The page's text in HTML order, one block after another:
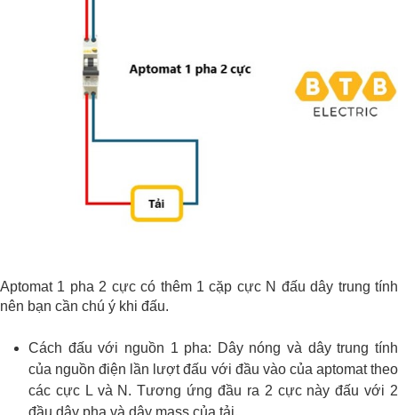
Aptomat 1 pha 2 cực có thêm 1 cặp cực N đấu dây trung tính
nên bạn cần chú ý khi đấu.
Cách đấu với nguồn 1 pha: Dây nóng và dây trung tính
của nguồn điện lần lượt đấu với đầu vào của aptomat theo
các cực L và N. Tương ứng đầu ra 2 cực này đấu với 2
đầu dây pha và dây mass của tải.